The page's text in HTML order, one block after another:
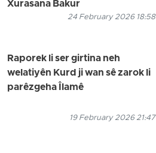
Xurasana Bakur
24 February 2026 18:58
Raporek li ser girtina neh
welatiyên Kurd ji wan sê zarok li
parêzgeha Îlamê
19 February 2026 21:47